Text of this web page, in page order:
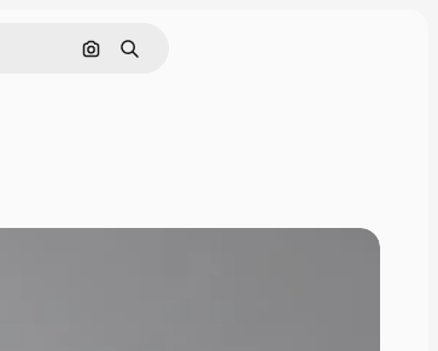
Pesquisar por imagem
Buscar